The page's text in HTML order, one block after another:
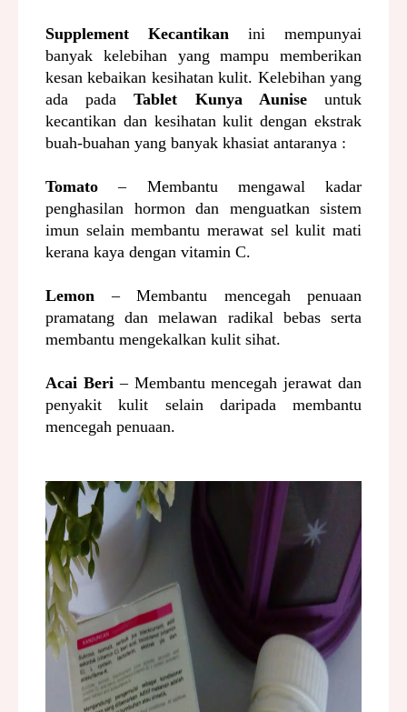
Supplement Kecantikan ini mempunyai
banyak kelebihan yang mampu memberikan
kesan kebaikan kesihatan kulit. Kelebihan yang
ada padaTablet Kunya Auniseuntuk
kecantikan dan kesihatan kulit dengan ekstrak
buah-buahan yang banyak khasiat antaranya :
Tomato – Membantu mengawal kadar
penghasilan hormon dan menguatkan sistem
imun selain membantu merawat sel kulit mati
kerana kaya dengan vitamin C.
Lemon – Membantu mencegah penuaan
pramatang dan melawan radikal bebas serta
membantu mengekalkan kulit sihat.
Acai Beri – Membantu mencegah jerawat dan
penyakit kulit selain daripada membantu
mencegah penuaan.